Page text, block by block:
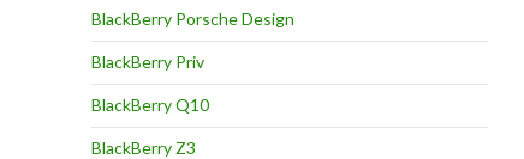
BlackBerry Porsche Design
BlackBerry Priv
BlackBerry Q10
BlackBerry Z3